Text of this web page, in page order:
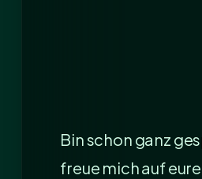
Bin schon ganz
freue mich auf